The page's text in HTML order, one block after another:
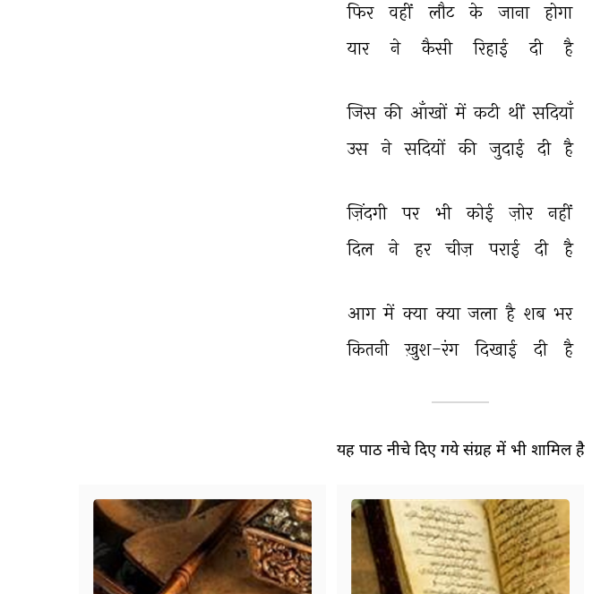
फिर वहीं लौट के जाना
होगा
यार
ने कैसी रिहाई दी है
जिस की आँखों में कटी थीं सदियाँ
उस ने सदियों की जुदाई दी है
ज़िंदगी पर भी कोई ज़ोर
नहीं
दिल
ने हर चीज़ पराई दी है
आग में क्या क्या जला है शब भर
कितनी
ख़ुश-रंग दिखाई दी है
यह पाठ नीचे दिए गये संग्रह में भी शामिल है